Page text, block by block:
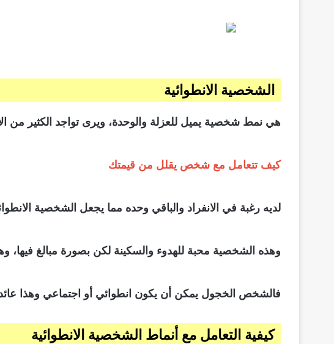
الشخصية الانطوائية
هي نمط شخصية يميل للعزلة والوحدة، ويرى تواجد الكثير من
كيف تتعامل مع شخص يقلل من قيمتك
لديه رغبة في الانفراد والباقي وحده مما يجعل الشخصية
وهذه الشخصية محبة للهدوء والسكينة لكن بصورة مبالغ فيها،
فالشخص الخجول يمكن أن يكون انطوائي أو اجتماعي وهذا عائد
كيفية التعامل مع أنماط الشخصية الانطوائية